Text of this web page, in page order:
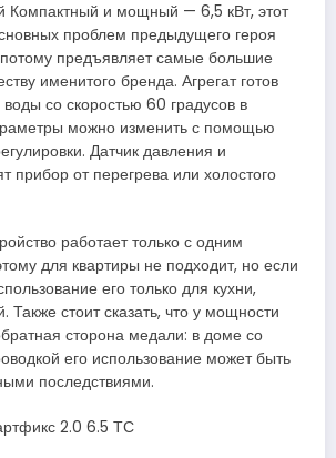
Компактный и мощный — 6,5 кВт, этот
проблем предыдущего героя
предъявляет самые большие
именитого бренда. Агрегат готов
воды со скоростью 60 градусов в
можно изменить с помощью
Датчик давления и
прибор от перегрева или холостого
работает только с одним
для квартиры не подходит, но если
его только для кухни,
Также стоит сказать, что у мощности
сторона медали: в доме со
его использование может быть
последствиями.
2.0 6.5 ТС